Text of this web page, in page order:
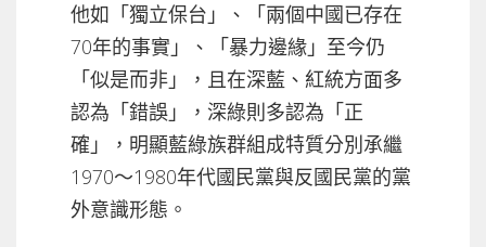
他如「獨立保台」、「兩個中國已存在
70年的事實」、「暴力邊緣」至今仍
「似是而非」，且在深藍、紅統方面多
認為「錯誤」，深綠則多認為「正
確」，明顯藍綠族群組成特質分別承繼
1970～1980年代國民黨與反國民黨的黨
外意識形態。